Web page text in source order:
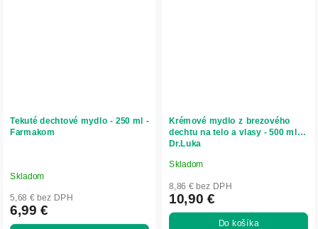
Tekuté dechtové mydlo - 250 ml -
Farmakom
Skladom
5,68 € bez DPH
6,99 €
Krémové mydlo z brezového
dechtu na telo a vlasy - 500 ml -
Dr.Luka
Priemerné
hodnotenie
produktu
je
Skladom
8,86 € bez DPH
10,90 €
Do košíka